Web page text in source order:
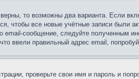
то возможны два варианта. Если
чтобы все новые учётные записи были
email-сообщение, следуйте полученным
ввели правильный адрес email,
проверьте свои имя и пароль и